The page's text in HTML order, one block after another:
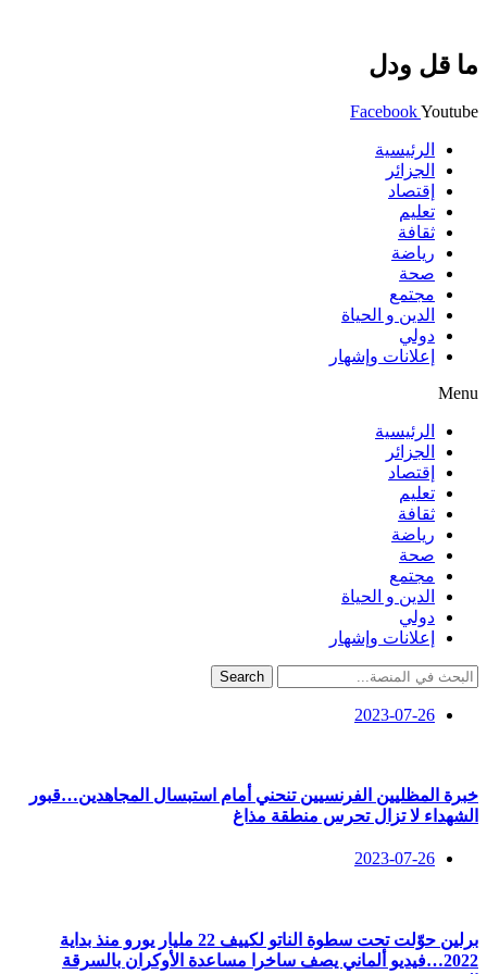
ما قل ودل
FacebookYoutube
الرئيسية
الجزائر
إقتصاد
تعليم
ثقافة
رياضة
صحة
مجتمع
الدين و الحياة
دولي
إعلانات وإشهار
Menu
الرئيسية
الجزائر
إقتصاد
تعليم
ثقافة
رياضة
صحة
مجتمع
الدين و الحياة
دولي
إعلانات وإشهار
Search
2023-07-26
خبرة المظليين الفرنسيين تنحني أمام استبسال المجاهدين…قبور
الشهداء لا تزال تحرس منطقة مذاغ
2023-07-26
برلين حوّلت تحت سطوة الناتو لكييف 22 مليار يورو منذ بداية
2022…فيديو ألماني يصف ساخرا مساعدة الأوكران بالسرقة